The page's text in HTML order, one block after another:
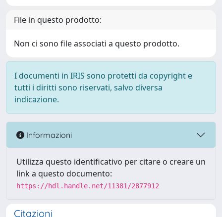
File in questo prodotto:
Non ci sono file associati a questo prodotto.
I documenti in IRIS sono protetti da copyright e
tutti i diritti sono riservati, salvo diversa
indicazione.
Informazioni
Utilizza questo identificativo per citare o creare un
link a questo documento:
https://hdl.handle.net/11381/2877912
Citazioni